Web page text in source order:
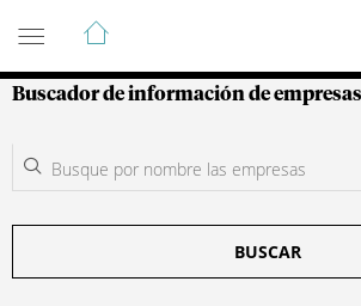
Guía de Empresas
Buscador de información de empresas
BUSCAR